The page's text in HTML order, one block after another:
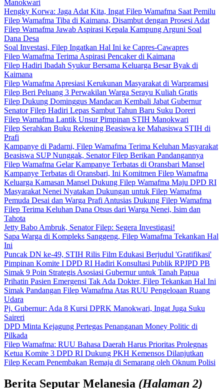
Manokwari
Hengky Korwa: Jaga Adat Kita, Ingat Filep Wamafma Saat Pemilu
Filep Wamafma Tiba di Kaimana, Disambut dengan Prosesi Adat
Filep Wamafma Jawab Aspirasi Kepala Kampung Arguni Soal
Dana Desa
Soal Investasi, Filep Ingatkan Hal Ini ke Capres-Cawapres
Filep Wamafma Terima Aspirasi Pencaker di Kaimana
Filep Hadiri Ibadah Syukur Bersama Keluarga Besar Byak di
Kaimana
Filep Wamafma Apresiasi Kerukunan Masyarakat di Warpramasi
Filep Beri Peluang 3 Perwakilan Warga Serayu Kuliah Gratis
Filep Dukung Dominggus Mandacan Kembali Jabat Gubernur
Senator Filep Hadiri Lepas Sambut Tahun Baru Suku Doreri
Filep Wamafma Lantik Unsur Pimpinan STIH Manokwari
Filep Serahkan Buku Rekening Beasiswa ke Mahasiswa STIH di
Prafi
Kampanye di Padarni, Filep Wamafma Terima Keluhan Masyarakat
Beasiswa SUP Nunggak, Senator Filep Berikan Pandangannya
Filep Wamafma Gelar Kampanye Terbatas di Oransbari Mansel
Kampanye Terbatas di Oransbari, Ini Komitmen Filep Wamafma
Keluarga Kamasan Mansel Dukung Filep Wamafma Maju DPD RI
Masyarakat Nenei Nyatakan Dukungan untuk Filep Wamafma
Pemuda Desai dan Warga Prafi Antusias Dukung Filep Wamafma
Filep Terima Keluhan Dana Otsus dari Warga Nenei, Isim dan
Tahota
Jetty Babo Ambruk, Senator Filep: Segera Investigasi!
Sapa Warga di Kompleks Sanggeng, Filep Wamafma Tekankan Hal
Ini
Puncak DN ke-49, STIH Rilis Film Edukasi Berjudul 'Gratifikasi'
Pimpinan Komite I DPD RI Hadiri Konsultasi Publik RPJPD PB
Simak 9 Poin Strategis Asosiasi Gubernur untuk Tanah Papua
Prihatin Pasien Emergensi Tak Ada Dokter, Filep Tekankan Hal Ini
Simak Pandangan Filep Wamafma Atas RUU Pengeloaan Ruang
Udara
Pj. Gubernur: Ada 8 Kursi DPRK Manokwari, Ingat Juga Suku
Saireri
DPD Minta Kejagung Pertegas Penanganan Money Politic di
Pilkada
Filep Wamafma: RUU Bahasa Daerah Harus Prioritas Prolegnas
Ketua Komite 3 DPD RI Dukung PKH Kemensos Dilanjutkan
Filep Kecam Penembakan Remaja di Semarang oleh Oknum Polisi
Berita Seputar Melanesia (Halaman 2)